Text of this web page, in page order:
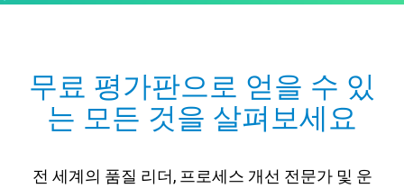
무료 평가판으로 얻을 수 있
는 모든 것을 살펴보세요
전 세계의 품질 리더, 프로세스 개선 전문가 및 운